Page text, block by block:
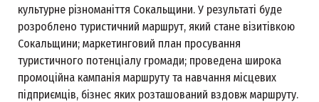
культурне різноманіття Сокальщини. У результаті буде
розроблено туристичний маршрут, який стане візитівкою
Сокальщини; маркетинговий план просування
туристичного потенціалу громади; проведена широка
промоційна кампанія маршруту та навчання місцевих
підприємців, бізнес яких розташований вздовж маршруту.